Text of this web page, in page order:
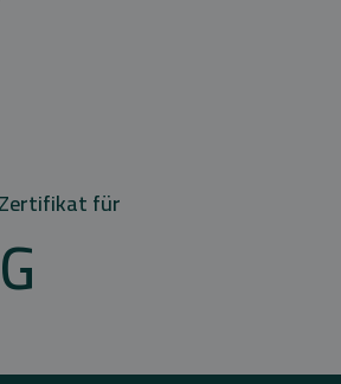
für